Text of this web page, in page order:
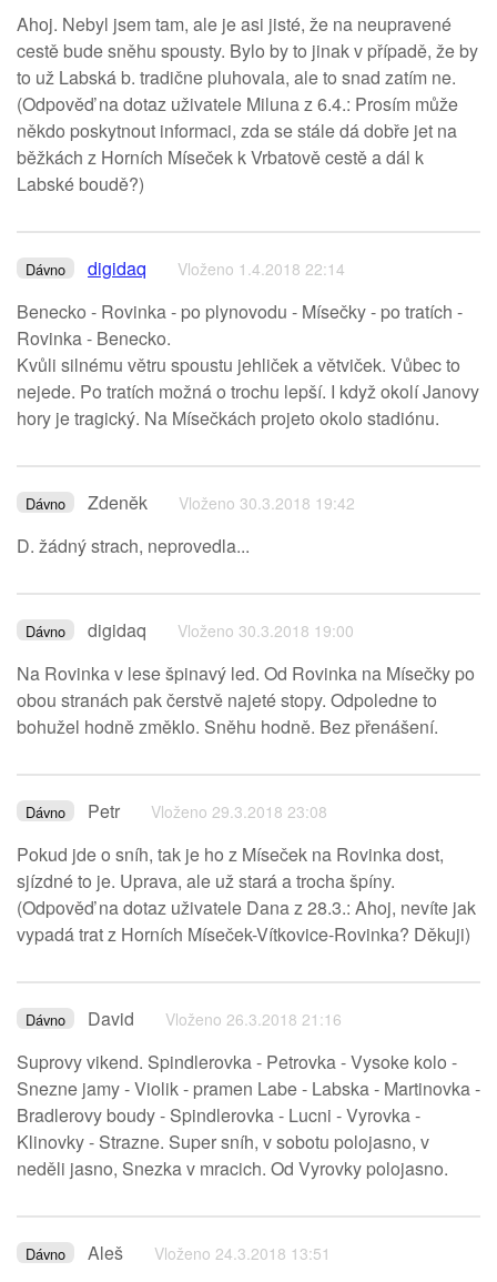
Ahoj. Nebyl jsem tam, ale je asi jisté, že na neupravené
cestě bude sněhu spousty. Bylo by to jinak v případě, že by
to už Labská b. tradične pluhovala, ale to snad zatím ne.
(Odpověď na dotaz uživatele Miluna z 6.4.: Prosím může
někdo poskytnout informaci, zda se stále dá dobře jet na
běžkách z Horních Míseček k Vrbatově cestě a dál k
Labské boudě?)
Dávno digidaq Vloženo 1.4.2018 22:14
Benecko - Rovinka - po plynovodu - Mísečky - po tratích -
Rovinka - Benecko.
Kvůli silnému větru spoustu jehliček a větviček. Vůbec to
nejede. Po tratích možná o trochu lepší. I když okolí Janovy
hory je tragický. Na Mísečkách projeto okolo stadiónu.
Dávno Zdeněk Vloženo 30.3.2018 19:42
D. žádný strach, neprovedla...
Dávno digidaq Vloženo 30.3.2018 19:00
Na Rovinka v lese špinavý led. Od Rovinka na Mísečky po
obou stranách pak čerstvě najeté stopy. Odpoledne to
bohužel hodně změklo. Sněhu hodně. Bez přenášení.
Dávno Petr Vloženo 29.3.2018 23:08
Pokud jde o sníh, tak je ho z Míseček na Rovinka dost,
sjízdné to je. Uprava, ale už stará a trocha špíny.
(Odpověď na dotaz uživatele Dana z 28.3.: Ahoj, nevíte jak
vypadá trat z Horních Míseček-Vítkovice-Rovinka? Děkuji)
Dávno David Vloženo 26.3.2018 21:16
Suprovy vikend. Spindlerovka - Petrovka - Vysoke kolo -
Snezne jamy - Violik - pramen Labe - Labska - Martinovka -
Bradlerovy boudy - Spindlerovka - Lucni - Vyrovka -
Klinovky - Strazne. Super sníh, v sobotu polojasno, v
neděli jasno, Snezka v mracich. Od Vyrovky polojasno.
Dávno Aleš Vloženo 24.3.2018 13:51